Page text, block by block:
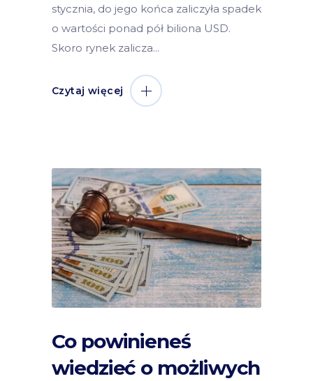
stycznia, do jego końca zaliczyła spadek
o wartości ponad pół biliona USD.
Skoro rynek zalicza
Czytaj więcej
Co powinieneś
wiedzieć o możliwych